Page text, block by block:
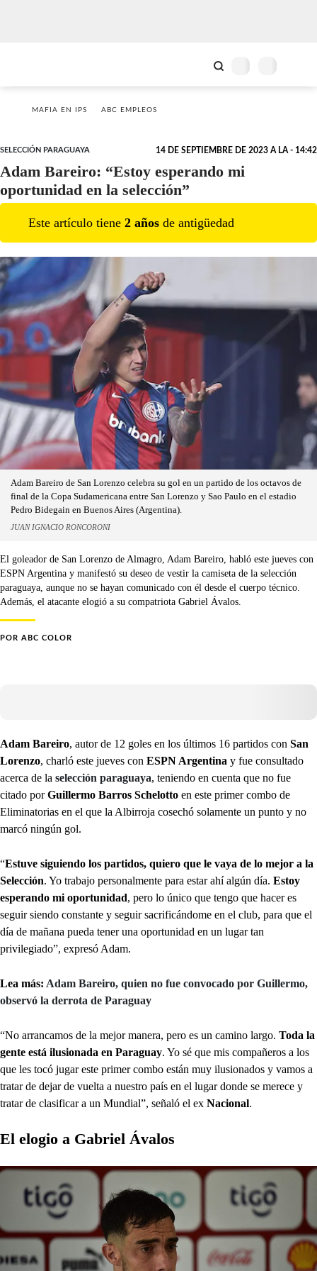
MAFIA EN IPS ABC EMPLEOS
SELECCIÓN PARAGUAYA 14 DE SEPTIEMBRE DE 2023 A LA - 14:42
Adam Bareiro: “Estoy esperando mi
oportunidad en la selección”
Este artículo tiene 2 años de antigüedad
Adam Bareiro de San Lorenzo celebra su gol en un partido de los octavos de
final de la Copa Sudamericana entre San Lorenzo y Sao Paulo en el estadio
Pedro Bidegain en Buenos Aires (Argentina).
JUAN IGNACIO RONCORONI
El goleador de San Lorenzo de Almagro, Adam Bareiro, habló este jueves con
ESPN Argentina y manifestó su deseo de vestir la camiseta de la selección
paraguaya, aunque no se hayan comunicado con él desde el cuerpo técnico.
Además, el atacante elogió a su compatriota Gabriel Ávalos.
POR ABC COLOR
Adam Bareiro, autor de 12 goles en los últimos 16 partidos con San
Lorenzo, charló este jueves con ESPN Argentina y fue consultado
acerca de la selección paraguaya, teniendo en cuenta que no fue
citado porGuillermo Barros Schelotto en este primer combo de
Eliminatorias en el que la Albirroja cosechó solamente un punto y no
marcó ningún gol.
“Estuve siguiendo los partidos, quiero que le vaya de lo mejor a la
Selección. Yo trabajo personalmente para estar ahí algún día. Estoy
esperando mi oportunidad, pero lo único que tengo que hacer es
seguir siendo constante y seguir sacrificándome en el club, para que el
día de mañana pueda tener una oportunidad en un lugar tan
privilegiado”, expresó Adam.
Lea más: Adam Bareiro, quien no fue convocado por Guillermo,
observó la derrota de Paraguay
“No arrancamos de la mejor manera, pero es un camino largo. Toda la
gente está ilusionada en Paraguay. Yo sé que mis compañeros a los
que les tocó jugar este primer combo están muy ilusionados y vamos a
tratar de dejar de vuelta a nuestro país en el lugar donde se merece y
tratar de clasificar a un Mundial”, señaló el ex Nacional.
El elogio a Gabriel Ávalos